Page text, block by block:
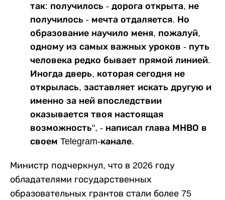
так: получилось - дорога открыта, не
получилось - мечта отдаляется. Но
образование научило меня, пожалуй,
одному из самых важных уроков - путь
человека редко бывает прямой линией.
Иногда дверь, которая сегодня не
открылась, заставляет искать другую и
именно за ней впоследствии
оказывается твоя настоящая
возможность", - написал глава МНВО в
своем Telegram-канале.
Министр подчеркнул, что в 2026 году
обладателями государственных
образовательных грантов стали более 75